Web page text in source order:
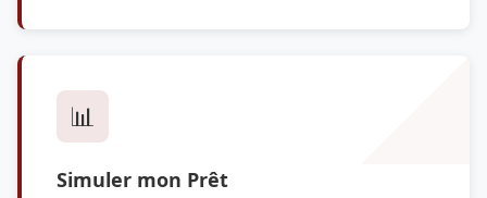
📊
Simuler mon Prêt